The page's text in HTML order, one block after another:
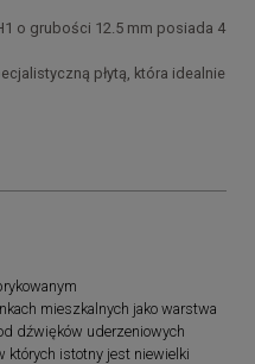
o grubości 12.5 mm posiada 4
płytą, która idealnie
na uderzenia i sztywnością.
na swoje parametry
działanie wilgoci.
dzięki 4 prostym
wyznaczającym położenie
mieszkalnych jako warstwa
dźwięków uderzeniowych
których istotny jest niewielki